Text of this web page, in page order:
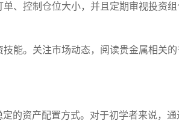
、控制仓位大小，并且定期审视投资组
能。关注市场动态，阅读贵金属相关
的资产配置方式。对于初学者来说，通